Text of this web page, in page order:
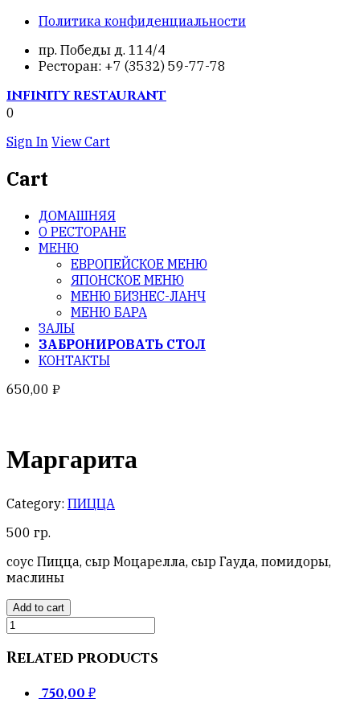
Политика конфиденциальности
пр. Победы д. 114/4
Ресторан: +7 (3532) 59-77-78
INFINITYRESTAURANT
0
Sign In View Cart
Cart
ДОМАШНЯЯ
О РЕСТОРАНЕ
МЕНЮ
ЕВРОПЕЙСКОЕ МЕНЮ
ЯПОНСКОЕ МЕНЮ
МЕНЮ БИЗНЕС-ЛАНЧ
МЕНЮ БАРА
ЗАЛЫ
ЗАБРОНИРОВАТЬ СТОЛ
КОНТАКТЫ
650,00 ₽
Маргарита
Category: ПИЦЦА
500 гр.
соус Пицца, сыр Моцарелла, сыр Гауда, помидоры,
маслины
Add to cart
Маргарита
quantity
Related products
750,00 ₽